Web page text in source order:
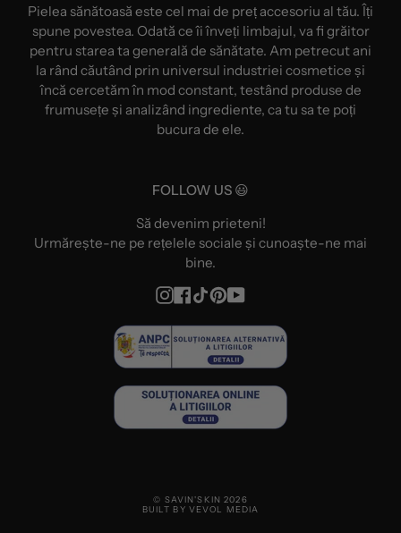
Pielea sănătoasă este cel mai de preț accesoriu al tău. Îți
spune povestea. Odată ce îi înveți limbajul, va fi grăitor
pentru starea ta generală de sănătate. Am petrecut ani
la rând căutând prin universul industriei cosmetice și
încă cercetăm în mod constant, testând produse de
frumusețe și analizând ingrediente, ca tu sa te poți
bucura de ele.
FOLLOW US 😃
Să devenim prieteni!
Urmărește-ne pe rețelele sociale și cunoaște-ne mai
bine.
Instagram
Facebook
TikTokPinterest
YouTube
© SAVIN'SKIN 2026
BUILT BY VEVOL MEDIA